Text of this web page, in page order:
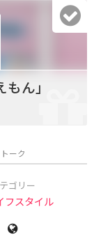
ん」
トーク
ゴリー
フスタイル